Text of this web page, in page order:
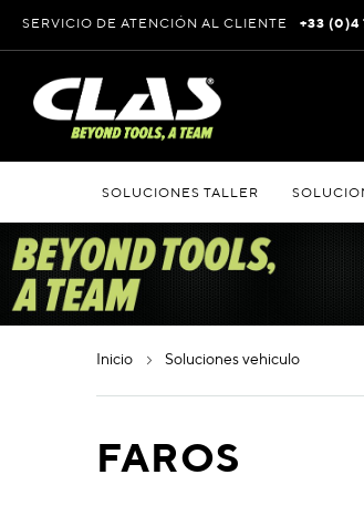
al
contenido
SERVICIO DE ATENCIÓN AL CLIENTE +33 (0)4
SOLUCIONES TALLER
inicio soluciones vehiculo
FAROS